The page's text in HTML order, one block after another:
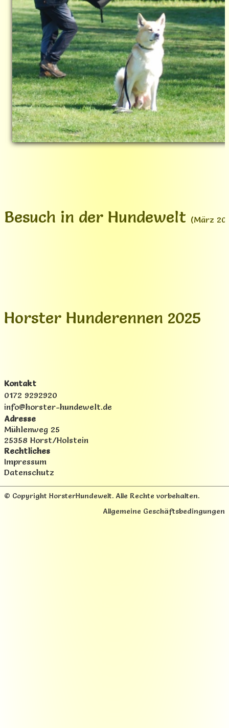
Besuch in der Hundewelt (März
Horster Hunderennen 2025
Kontakt
0172 9292920
info@horster-hundewelt.de
Adresse
Mühlenweg 25
25358 Horst/Holstein
Rechtliches
Impressum
Datenschutz
© Copyright HorsterHundewelt. Alle Rechte vorbehalten.
Allgemeine Geschäftsbedingungen